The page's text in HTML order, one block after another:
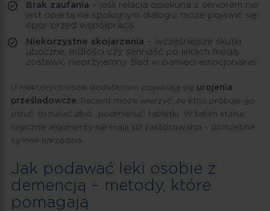
Brak zaufania – jeśli relacja opiekuna z seniorem nie
jest oparta na spokojnym dialogu, może pojawić się
opór przed współpracą.
Niekorzystne skojarzenia – wcześniejsze skutki
uboczne, mdłości czy senność po lekach mogą
zostawić nieprzyjemny ślad w pamięci emocjonalnej.
U niektórych osób dodatkowo pojawiają się urojenia
prześladowcze. Pacjent może wierzyć, że ktoś próbuje go
otruć, oszukać albo „podmienia” tabletki. W takim stanie
logiczne argumenty nie mają już zastosowania – potrzebne
są inne narzędzia.
Jak podawać leki osobie z
demencją – metody, które
pomagają